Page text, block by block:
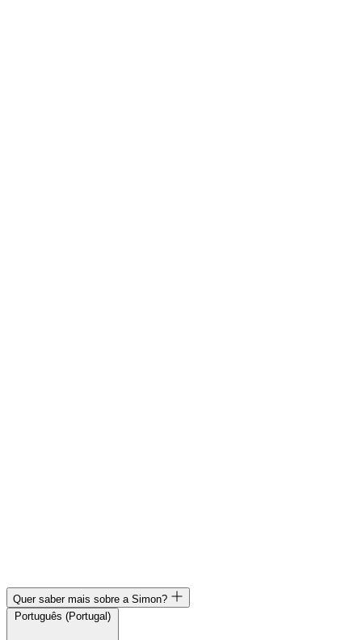
Quer saber mais sobre a Simon?